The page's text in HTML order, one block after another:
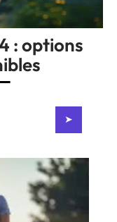
: options